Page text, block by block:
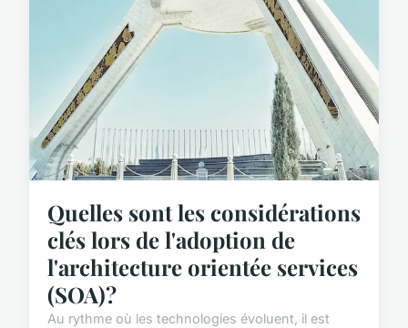
Quelles sont les considérations
clés lors de l'adoption de
l'architecture orientée services
(SOA)?
Au rythme où les technologies évoluent, il est